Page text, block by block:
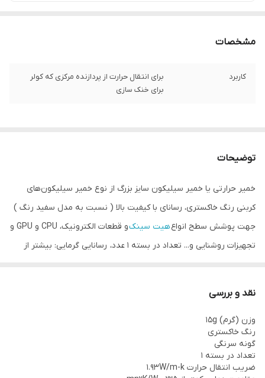
مشخصات
کاربرد
برای انتقال حرارت از پردازنده مرکزی که کولر
برای خنک سازی
توضیحات
خمیر حرارتی یا خمیر سیلیکون سایز بزرگ از نوع خمیر سیلیکون‌های
کربنی رنگ خاکستری، رسانای با کیفیت بالا ( نسبت به مدل سفید رنگ )
جهت پوشش سطح انواعهیت سینک
و قطعات الکترونیک، CPU و GPU و
تجهیزات روشنایی و... تعداد در بسته 1 عدد، رسانایی گرمایی: بیشتر از
نقد و بررسی
وزن (گرم) 15g
رنگ خاکستری
گونه سرنگی
تعداد در بسته 1
ضریب انتقال حرارت 1.93W/m-k